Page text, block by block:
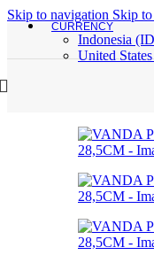
Skip to navigation Skip
CURRENCY
Indonesia
United